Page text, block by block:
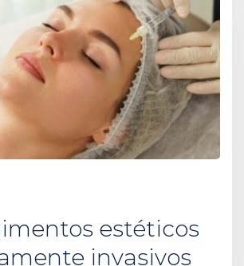
estéticos
invasivos